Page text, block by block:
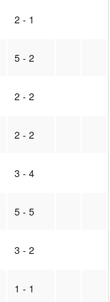
2 - 1
5 - 2
2 - 2
2 - 2
3 - 4
5 - 5
3 - 2
1 - 1